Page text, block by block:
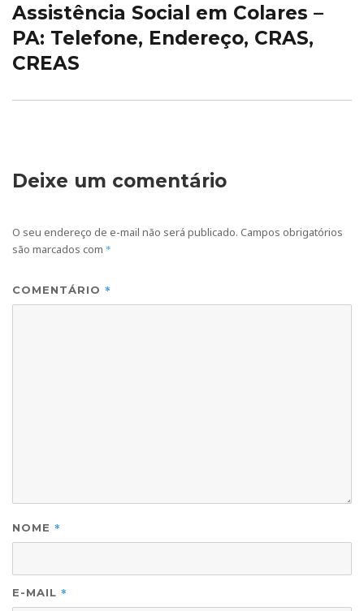
Próximo
post:
Assistência Social em Colares –
PA: Telefone, Endereço, CRAS,
CREAS
Deixe um comentário
O seu endereço de e-mail não será publicado. Campos obrigatórios
são marcados com *
COMENTÁRIO *
NOME *
E-MAIL *